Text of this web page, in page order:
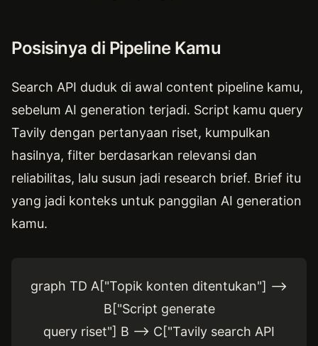
Posisinya di Pipeline Kamu
Search API duduk di awal content pipeline kamu,
sebelum AI generation terjadi. Script kamu query
Tavily dengan pertanyaan riset, kumpulkan
hasilnya, filter berdasarkan relevansi dan
reliabilitas, lalu susun jadi research brief. Brief itu
yang jadi konteks untuk panggilan AI generation
kamu.
graph TD A["Topik konten ditentukan"] -->
B["Script generate
query riset"] B --> C["Tavily search API